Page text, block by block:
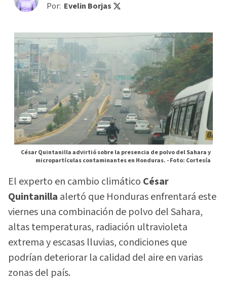
Por: Evelin Borjas
César Quintanilla advirtió sobre la presencia de polvo del Sahara y
micropartículas contaminantes en Honduras. -Foto: Cortesía
El experto en cambio climático César
Quintanilla alertó que Honduras enfrentará este
viernes una combinación de polvo del Sahara,
altas temperaturas, radiación ultravioleta
extrema y escasas lluvias, condiciones que
podrían deteriorar la calidad del aire en varias
zonas del país.